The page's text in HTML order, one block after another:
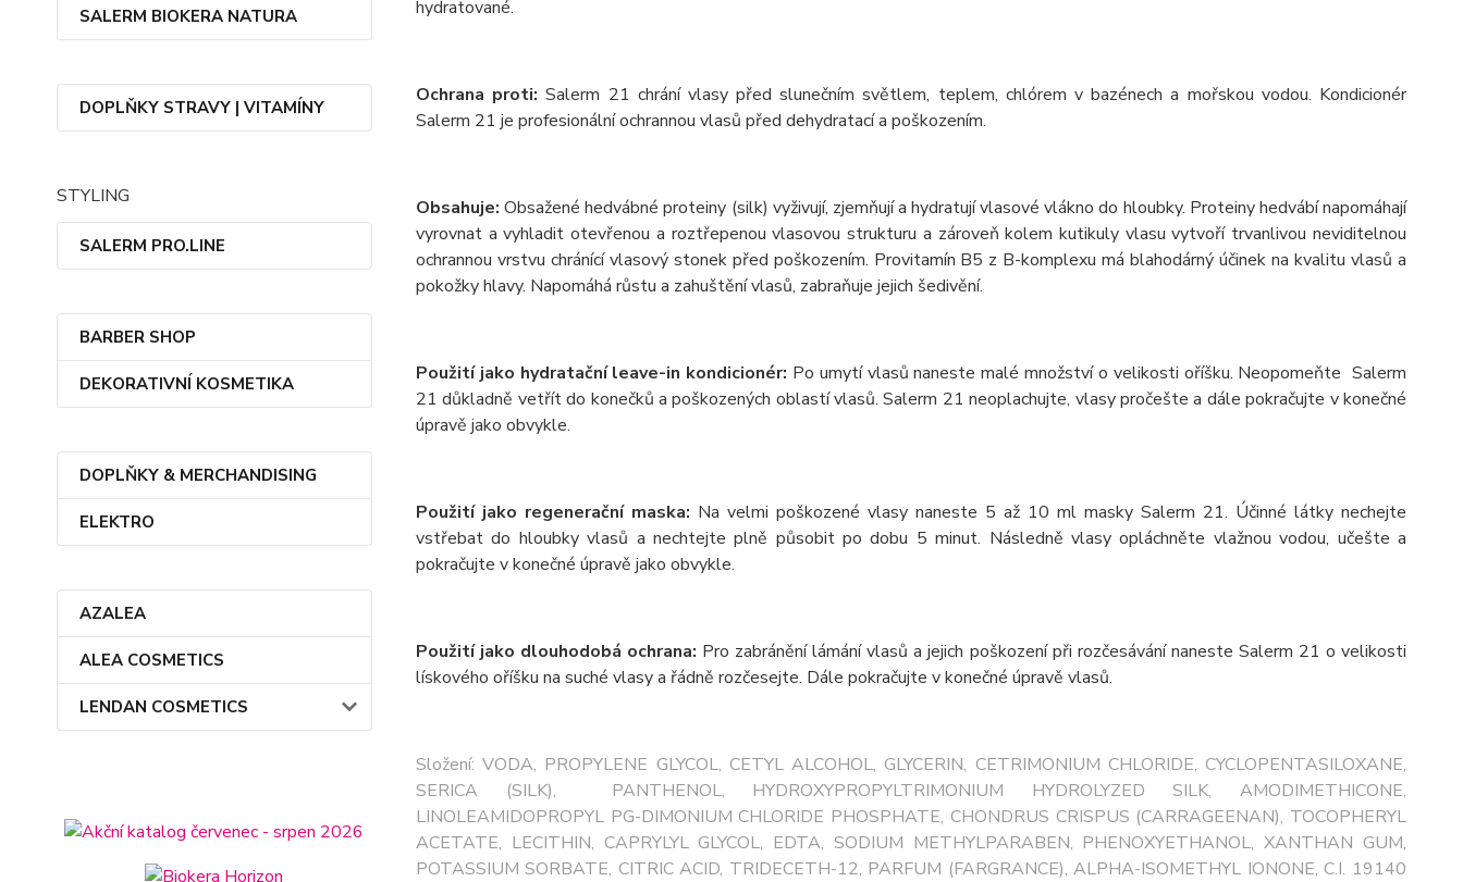
SALERM BIOKERA NATURA
DOPLŇKY STRAVY | VITAMÍNY
STYLING
SALERM PRO.LINE
BARBER SHOP
DEKORATIVNÍ KOSMETIKA
DOPLŇKY & MERCHANDISING
ELEKTRO
AZALEA
ALEA COSMETICS
LENDAN COSMETICS
hydratované.
Ochrana proti: Salerm 21 chrání vlasy před slunečním světlem, teplem, chlórem v bazénech a mořskou vodou. Kondicionér
Salerm 21 je profesionální ochrannou vlasů před dehydratací a poškozením.
Obsahuje: Obsažené hedvábné proteiny (silk) vyživují, zjemňují a hydratují vlasové vlákno do hloubky. Proteiny hedvábí napomáhají
vyrovnat a vyhladit otevřenou a roztřepenou vlasovou strukturu a zároveň kolem kutikuly vlasu vytvoří trvanlivou neviditelnou
ochrannou vrstvu chránící vlasový stonek před poškozením. Provitamín B5 z B-komplexu má blahodárný účinek na kvalitu vlasů a
pokožky hlavy. Napomáhá růstu a zahuštění vlasů, zabraňuje jejich šedivění.
Použití jako hydratační leave-in kondicionér: Po umytí vlasů naneste malé množství o velikosti oříšku. Neopomeňte Salerm
21 důkladně vetřít do konečků a poškozených oblastí vlasů. Salerm 21 neoplachujte, vlasy pročešte a dále pokračujte v konečné
úpravě jako obvykle.
Použití jako regenerační maska: Na velmi poškozené vlasy naneste 5 až 10 ml masky Salerm 21. Účinné látky nechejte
vstřebat do hloubky vlasů a nechtejte plně působit po dobu 5 minut. Následně vlasy opláchněte vlažnou vodou, učešte a
pokračujte v konečné úpravě jako obvykle.
Použití jako dlouhodobá ochrana: Pro zabránění lámání vlasů a jejich poškození při rozčesávání naneste Salerm 21 o velikosti
lískového oříšku na suché vlasy a řádně rozčesejte. Dále pokračujte v konečné úpravě vlasů.
Složení: VODA, PROPYLENE GLYCOL, CETYL ALCOHOL, GLYCERIN, CETRIMONIUM CHLORIDE, CYCLOPENTASILOXANE,
SERICA (SILK), PANTHENOL, HYDROXYPROPYLTRIMONIUM HYDROLYZED SILK, AMODIMETHICONE,
LINOLEAMIDOPROPYL PG-DIMONIUM CHLORIDE PHOSPHATE, CHONDRUS CRISPUS (CARRAGEENAN), TOCOPHERYL
ACETATE, LECITHIN, CAPRYLYL GLYCOL, EDTA, SODIUM METHYLPARABEN, PHENOXYETHANOL, XANTHAN GUM,
POTASSIUM SORBATE, CITRIC ACID, TRIDECETH-12, PARFUM (FARGRANCE), ALPHA-ISOMETHYL IONONE, C.I. 19140